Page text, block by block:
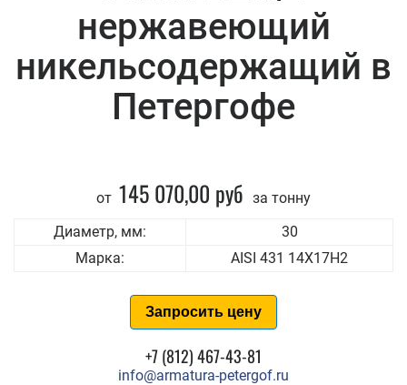
нержавеющий
никельсодержащий в
Петергофе
от 145 070,00 руб за тонну
Диаметр, мм:
30
Марка:
AISI 431 14Х17Н2
Запросить цену
+7 (812) 467-43-81
info@armatura-petergof.ru